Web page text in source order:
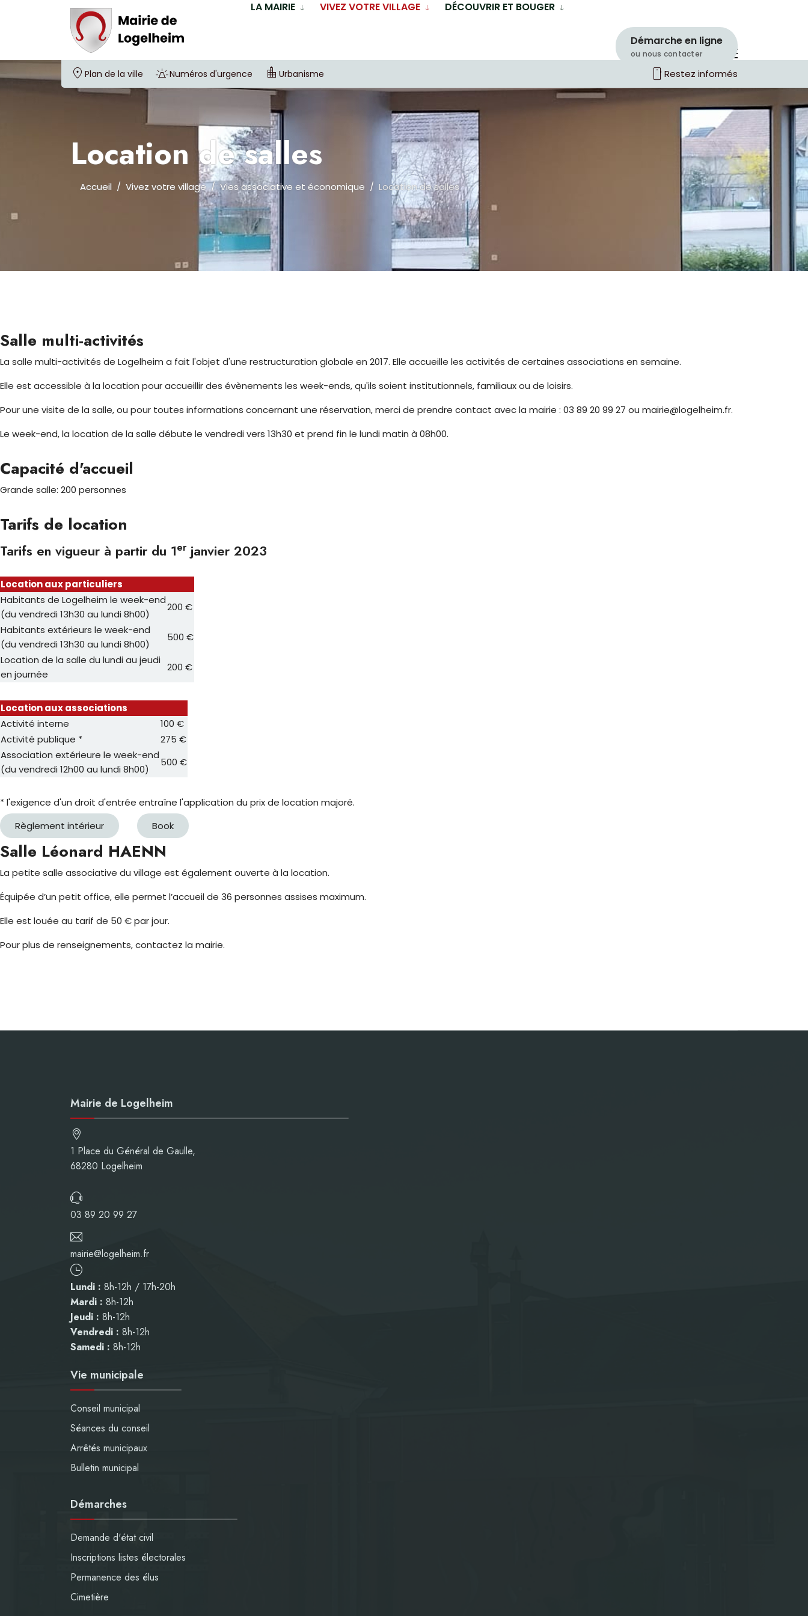
LA MAIRIE VIVEZ VOTRE VILLAGE DÉCOUVRIR ET BOUGER
Démarche en ligne
ou nous contacter
Plan de la ville Numéros d'urgence Urbanisme smartphone Restez informés
Location de salles
Accueil Vivez votre village Vies associative et économique Location de salles
Salle multi-activités
La salle multi-activités de Logelheim a fait l'objet d'une restructuration globale en 2017. Elle accueille les activités de certaines associations en semaine.
Elle est accessible à la location pour accueillir des évènements les week-ends, qu'ils soient institutionnels, familiaux ou de loisirs.
Pour une visite de la salle, ou pour toutes informations concernant une réservation, merci de prendre contact avec la mairie : 03 89 20 99 27 ou mairie@logelheim.fr.
Le week-end, la location de la salle débute le vendredi vers 13h30 et prend fin le lundi matin à 08h00.
Capacité d'accueil
Grande salle: 200 personnes
Tarifs de location
Tarifs en vigueur à partir du 1erjanvier 2023
Location aux particuliers
Habitants de Logelheim le week-end
(du vendredi 13h30 au lundi 8h00)
200 €
Habitants extérieurs le week-end
(du vendredi 13h30 au lundi 8h00)
500 €
Location de la salle du lundi au jeudi
en journée
200 €
Location aux associations
Activité interne
100 €
Activité publique *
275 €
Association extérieure le week-end
(du vendredi 12h00 au lundi 8h00)
500 €
* l'exigence d'un droit d'entrée entraîne l'application du prix de location majoré.
Règlement intérieur
Book
Salle Léonard HAENN
La petite salle associative du village est également ouverte à la location.
Équipée d’un petit office, elle permet l’accueil de 36 personnes assises maximum.
Elle est louée au tarif de 50 € par jour.
Pour plus de renseignements, contactez la mairie.
Mairie de Logelheim
1 Place du Général de Gaulle,
68280 Logelheim
03 89 20 99 27
mairie@logelheim.fr
Lundi : 8h-12h / 17h-20h
Mardi : 8h-12h
Jeudi : 8h-12h
Vendredi : 8h-12h
Samedi : 8h-12h
Vie municipale
Conseil municipal
Séances du conseil
Arrêtés municipaux
Bulletin municipal
Démarches
Demande d'état civil
Inscriptions listes électorales
Permanence des élus
Cimetière